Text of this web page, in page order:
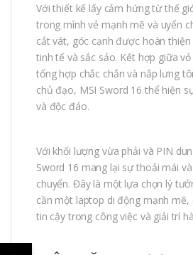
Với thiết kế lấy cảm hứng từ thế
trong mình vẻ mạnh mẽ và uyển
cắt vát, góc cạnh được hoàn
tinh tế và sắc sảo. Kết hợp giữa
tổng hợp chắc chắn và nắp lưng
chủ đạo, MSI Sword 16 thể hiện
và độc đáo.
Với khối lượng vừa phải và PIN
Sword 16 mang lại sự thoải mái
chuyển. Đây là một lựa chọn lý
cần một laptop di động mạnh
tin cậy trong công việc và giải trí